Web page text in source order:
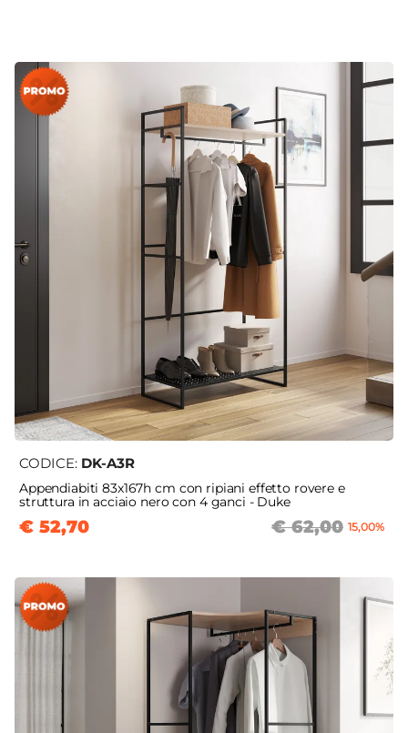
CODICE: DK-A3R
Appendiabiti 83x167h cm con ripiani effetto rovere e
struttura in acciaio nero con 4 ganci - Duke
€ 52,70 € 62,00 15,00%